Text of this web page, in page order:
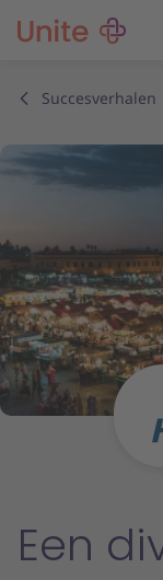
Succesverhalen
Een